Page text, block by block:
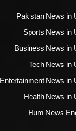
Pakistan News in
Sports News in
Business News in
Tech News in
Entertainment News in
Health News in
Hum News